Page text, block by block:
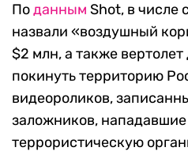
Поданным Shot, в числе
назвали «воздушный
$2 млн, а также вертолет
покинуть территорию
видеороликов,
заложников,
террористическую